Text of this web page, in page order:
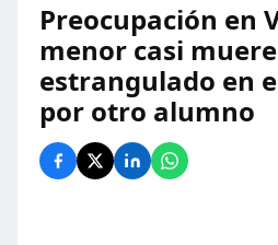
Preocupación en
menor casi muere
estrangulado en
por otro alumno